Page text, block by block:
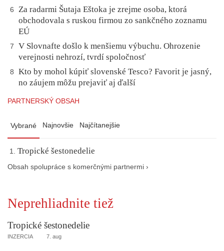
6
Za radarmi Šutaja Eštoka je zrejme osoba, ktorá
obchodovala s ruskou firmou zo sankčného zoznamu
EÚ
7
V Slovnafte došlo k menšiemu výbuchu. Ohrozenie
verejnosti nehrozí, tvrdí spoločnosť
8
Kto by mohol kúpiť slovenské Tesco? Favorit je jasný,
no záujem môžu prejaviť aj ďalší
PARTNERSKÝ OBSAH
Vybrané Najnovšie Najčítanejšie
Tropické šestonedelie
Obsah spolupráce s komerčnými partnermi ›
Neprehliadnite tiež
Tropické šestonedelie
INZERCIA 7. aug